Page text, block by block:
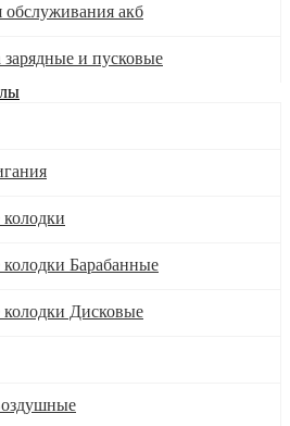
обслуживания акб
зарядные и пусковые
Барабанные
Дисковые